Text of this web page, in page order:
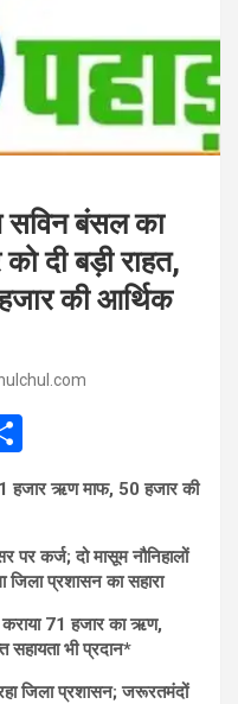
सविन बंसल का
दी बड़ी राहत,
की आर्थिक
h
ar
e
हजार ऋण माफ, 50 हजार की
पर कर्ज; दो मासूम नौनिहालों
जिला प्रशासन का सहारा
71 हजार का ऋण,
भी प्रदान*
जिला प्रशासन; जरूरतमंदों